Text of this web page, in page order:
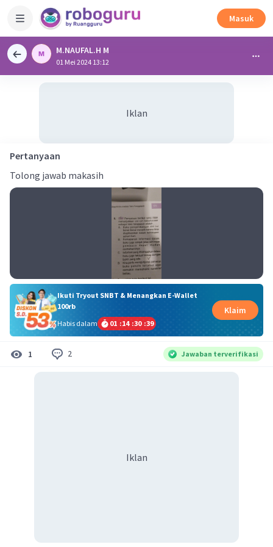
Masuk
M.NAUFAL.H M
01 Mei 2024 13:12
Iklan
Pertanyaan
Tolong jawab makasih
Ikuti Tryout SNBT & Menangkan E-Wallet
100rb
Habis dalam
01 :14 :30 :39
Klaim
1 2 Jawaban terverifikasi
Iklan